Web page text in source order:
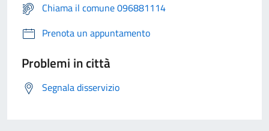
Chiama il comune 096881114
Prenota un appuntamento
Problemi in città
Segnala disservizio